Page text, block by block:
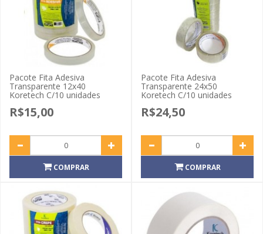
Pacote Fita Adesiva
Transparente 12x40
Koretech C/10 unidades
R$15,00
COMPRAR
Pacote Fita Adesiva
Transparente 24x50
Koretech C/10 unidades
R$24,50
COMPRAR